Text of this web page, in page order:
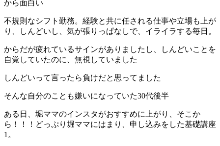
から面白い
不規則なシフト勤務。経験と共に任される仕事や立場も上が
り、しんどいし、気が張りっぱなしで、イライラする毎日。
からだが疲れているサインがありましたし、しんどいことを
自覚していたのに、無視していました
しんどいって言ったら負けだと思ってました
そんな自分のことも嫌いになっていた30代後半
ある日、堀ママのインスタがおすすめに上がり、そこか
ら！！！どっぷり堀ママにはまり、申し込みをした基礎講座
1。